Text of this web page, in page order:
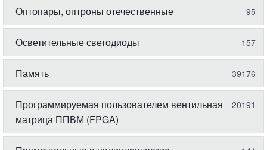
Оптопары, оптроны отечественные 95
Осветительные светодиоды 157
Память 39176
Программируемая пользователем вентильная
матрица ППВМ (FPGA)
20191